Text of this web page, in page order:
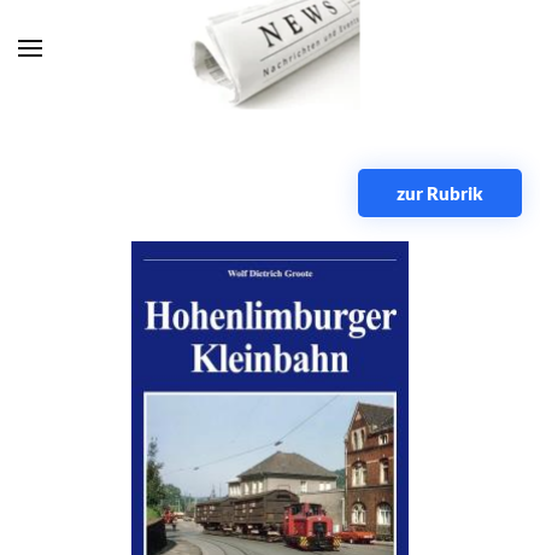
Zum Hauptinhalt springen
zur Rubrik